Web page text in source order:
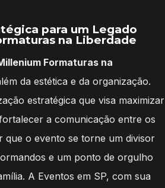
para um Legado
na Liberdade
Formaturas na
da estética e da organização.
estratégica que visa maximizar
a comunicação entre os
que o evento se torne um divisor
e um ponto de orgulho
A Eventos em SP, com sua